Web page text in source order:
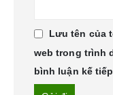
Lưu tên của
web trong trình
bình luận kế